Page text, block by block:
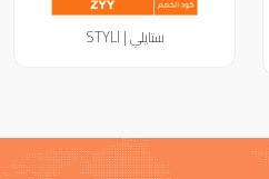
ستايلي | STYLI